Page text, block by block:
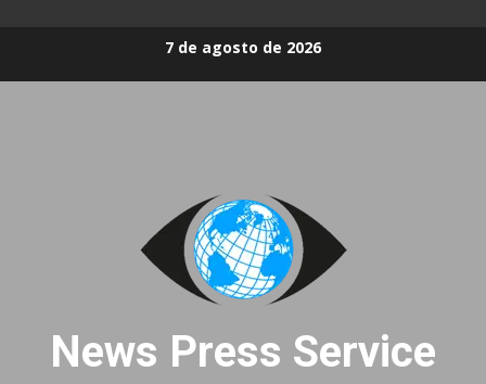
7 de agosto de 2026
News Press Service